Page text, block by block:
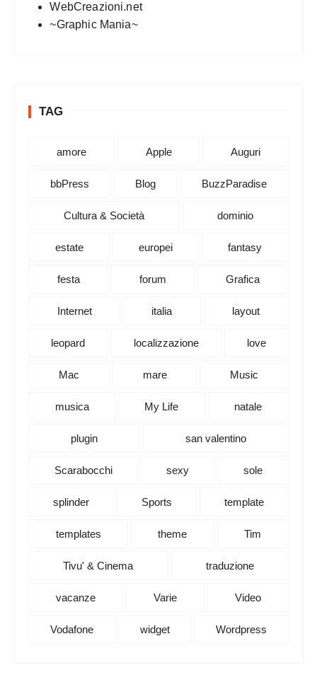
WebCreazioni.net
~Graphic Mania~
TAG
amore Apple Auguri
bbPress Blog BuzzParadise
Cultura & Società dominio
estate europei fantasy
festa forum Grafica
Internet italia layout
leopard localizzazione love
Mac mare Music
musica My Life natale
plugin san valentino
Scarabocchi sexy sole
splinder Sports template
templates theme Tim
Tivu' & Cinema traduzione
vacanze Varie Video
Vodafone widget Wordpress